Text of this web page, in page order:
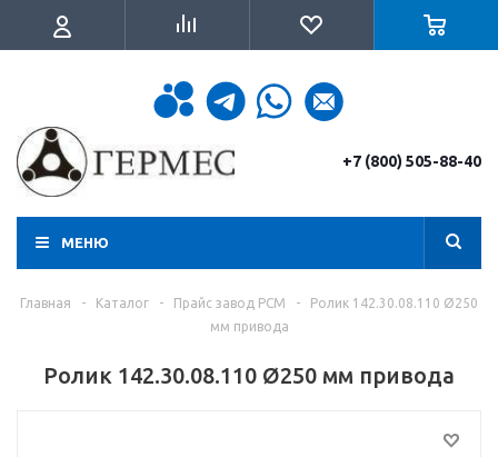
+7 (800) 505-88-40
МЕНЮ
Главная - Каталог - Прайс завод РСМ -
Ролик 142.30.08.110 Ø250
мм привода
Ролик 142.30.08.110 Ø250 мм привода